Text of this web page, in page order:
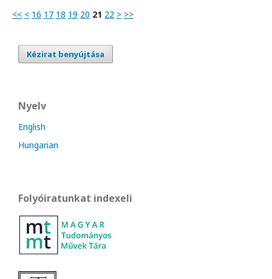
<< < 16 17 18 19 20 21 22 > >>
Kézirat benyújtása
Nyelv
English
Hungarian
Folyóiratunkat indexeli